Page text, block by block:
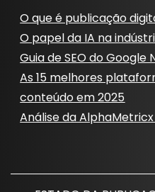
O que é publicação
O papel da IA ​​na
Guia de SEO do Google
As 15 melhores
conteúdo em 2025
Análise da